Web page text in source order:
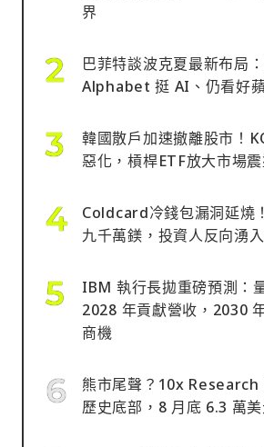
界
巴菲特談波克夏最新布局
Alphabet 挺 AI、仍看好
韓國散戶加速撤離股市！
惡化，槓桿ETF放大市場
Coldcard冷錢包漏洞延燒
九千萬鎂，投資人反向湧
IBM 執行長拋重磅預測：
2028 年貢獻營收，2030
商機
熊市尾聲？10x Research
歷史底部，8 月底 6.3 萬